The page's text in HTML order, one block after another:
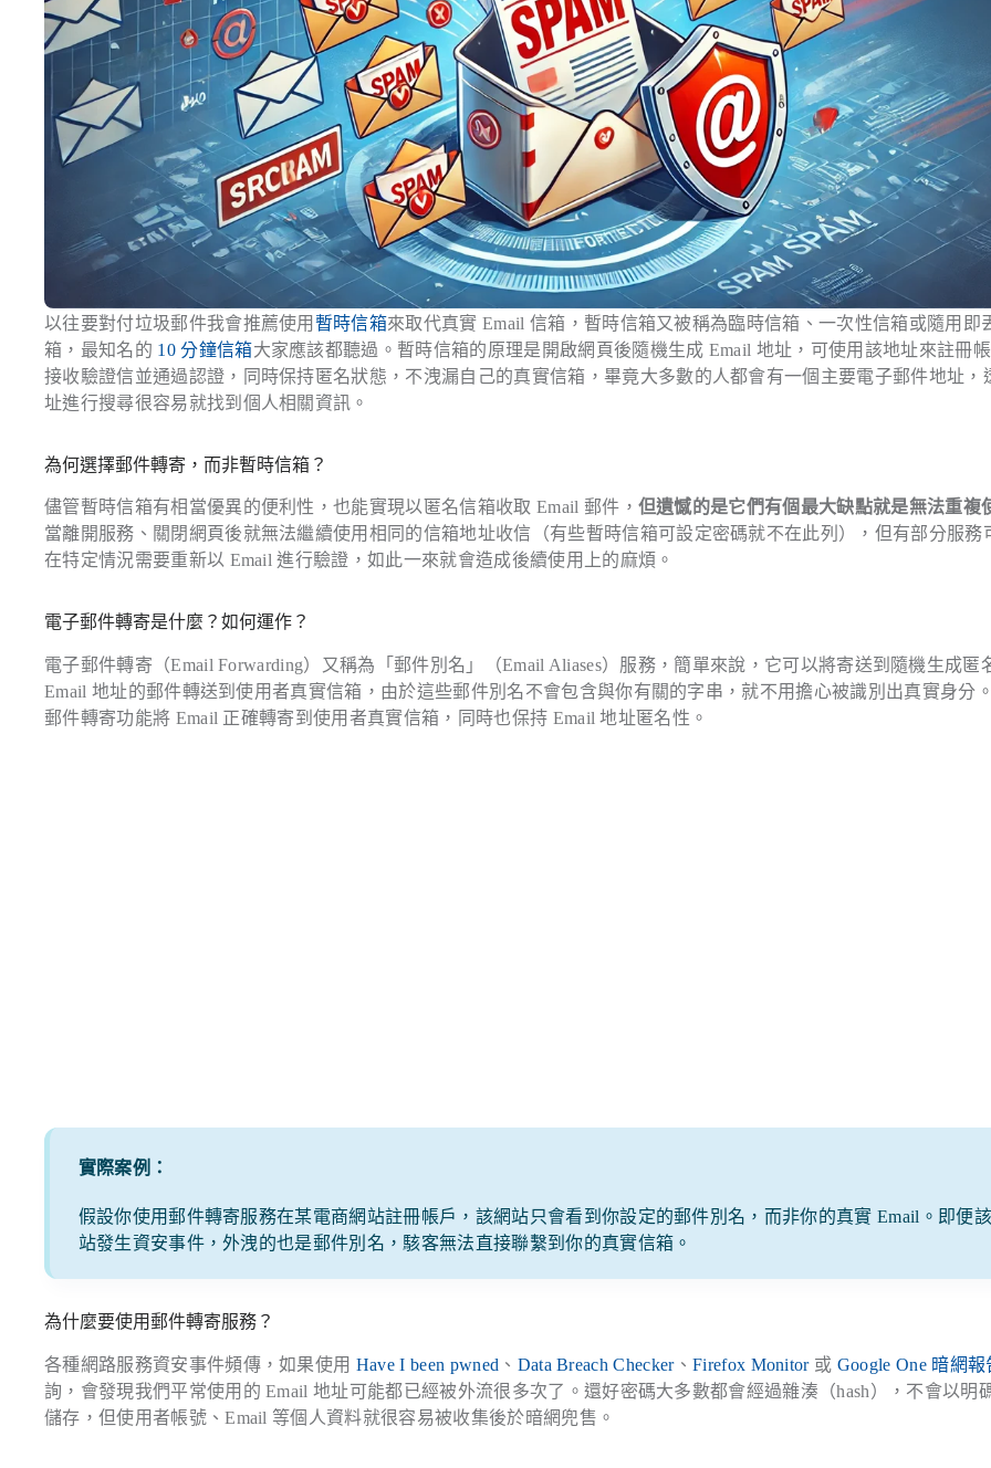
以往要對付垃圾郵件我會推薦使用 暫時信箱來取代真實 Email 信箱，暫時信箱又被稱為臨時信箱、一次性信箱或隨用即
箱，最知名的 10 分鐘信箱大家應該都聽過。暫時信箱的原理是開啟網頁後隨機生成 Email 地址，可使用該地址來註冊
接收驗證信並通過認證，同時保持匿名狀態，不洩漏自己的真實信箱，畢竟大多數的人都會有一個主要電子郵件地址，
址進行搜尋很容易就找到個人相關資訊。
為何選擇郵件轉寄，而非暫時信箱？
儘管暫時信箱有相當優異的便利性，也能實現以匿名信箱收取 Email 郵件， 但遺憾的是它們有個最大缺點就是無法重複
當離開服務、關閉網頁後就無法繼續使用相同的信箱地址收信（有些暫時信箱可設定密碼就不在此列），但有部分服務
在特定情況需要重新以 Email 進行驗證，如此一來就會造成後續使用上的麻煩。
電子郵件轉寄是什麼？如何運作？
電子郵件轉寄（Email Forwarding）又稱為「郵件別名」（Email Aliases）服務，簡單來說，它可以將寄送到隨機生成匿
Email 地址的郵件轉送到使用者真實信箱，由於這些郵件別名不會包含與你有關的字串，就不用擔心被識別出真實身分
郵件轉寄功能將 Email 正確轉寄到使用者真實信箱，同時也保持 Email 地址匿名性。
實際案例：
假設你使用郵件轉寄服務在某電商網站註冊帳戶，該網站只會看到你設定的郵件別名，而非你的真實 Email。即便
站發生資安事件，外洩的也是郵件別名，駭客無法直接聯繫到你的真實信箱。
為什麼要使用郵件轉寄服務？
各種網路服務資安事件頻傳，如果使用 Have I been pwned 、 Data Breach Checker、 Firefox Monitor或 Google One 暗網報
詢，會發現我們平常使用的 Email 地址可能都已經被外流很多次了。還好密碼大多數都會經過雜湊（hash），不會以明
儲存，但使用者帳號、Email 等個人資料就很容易被收集後於暗網兜售。